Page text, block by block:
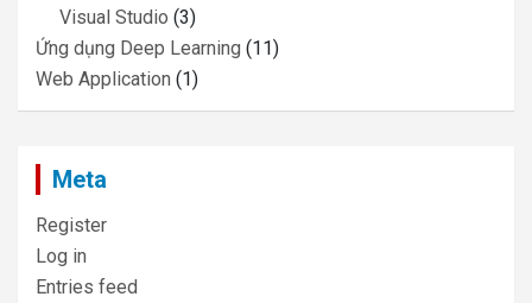
Visual Studio (3)
Ứng dụng Deep Learning (11)
Web Application (1)
Meta
Register
Log in
Entries feed